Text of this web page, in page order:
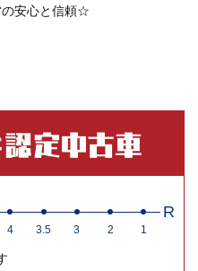
安心と信頼☆
R
4 3.5 3 2 1